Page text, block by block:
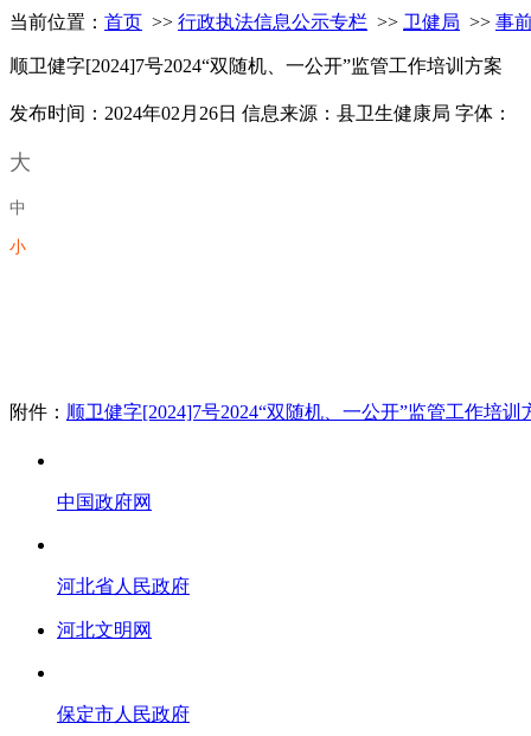
当前位置： 首页 >> 行政执法信息公示专栏 >> 卫健局 >> 事
顺卫健字[2024]7号2024“双随机、一公开”监管工作培训方案
发布时间：2024年02月26日 信息来源：县卫生健康局 字体：
大
中
小
附件： 顺卫健字[2024]7号2024“双随机、一公开”监管工作培训
中国政府网
河北省人民政府
河北文明网
保定市人民政府